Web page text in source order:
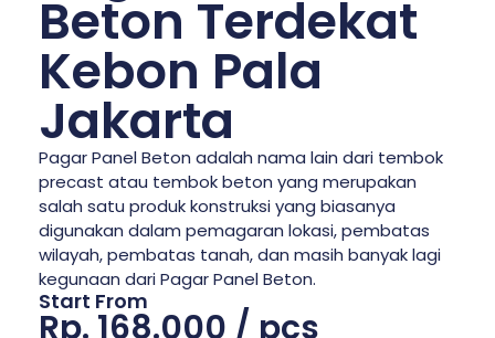
Beton Terdekat
Kebon Pala
Jakarta
Pagar Panel Beton adalah nama lain dari tembok
precast atau tembok beton yang merupakan
salah satu produk konstruksi yang biasanya
digunakan dalam pemagaran lokasi, pembatas
wilayah, pembatas tanah, dan masih banyak lagi
kegunaan dari Pagar Panel Beton.
Start From
Rp. 168.000 / pcs